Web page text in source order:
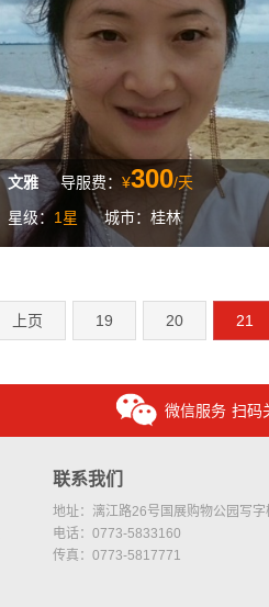
文雅 导服费： ¥300/天
星级： 1星 城市：桂林
上页 19 20 21
微信服务 扫码
联系我们
地址：漓江路26号国展购物公园写字
电话：0773-5833160
传真：0773-5817771